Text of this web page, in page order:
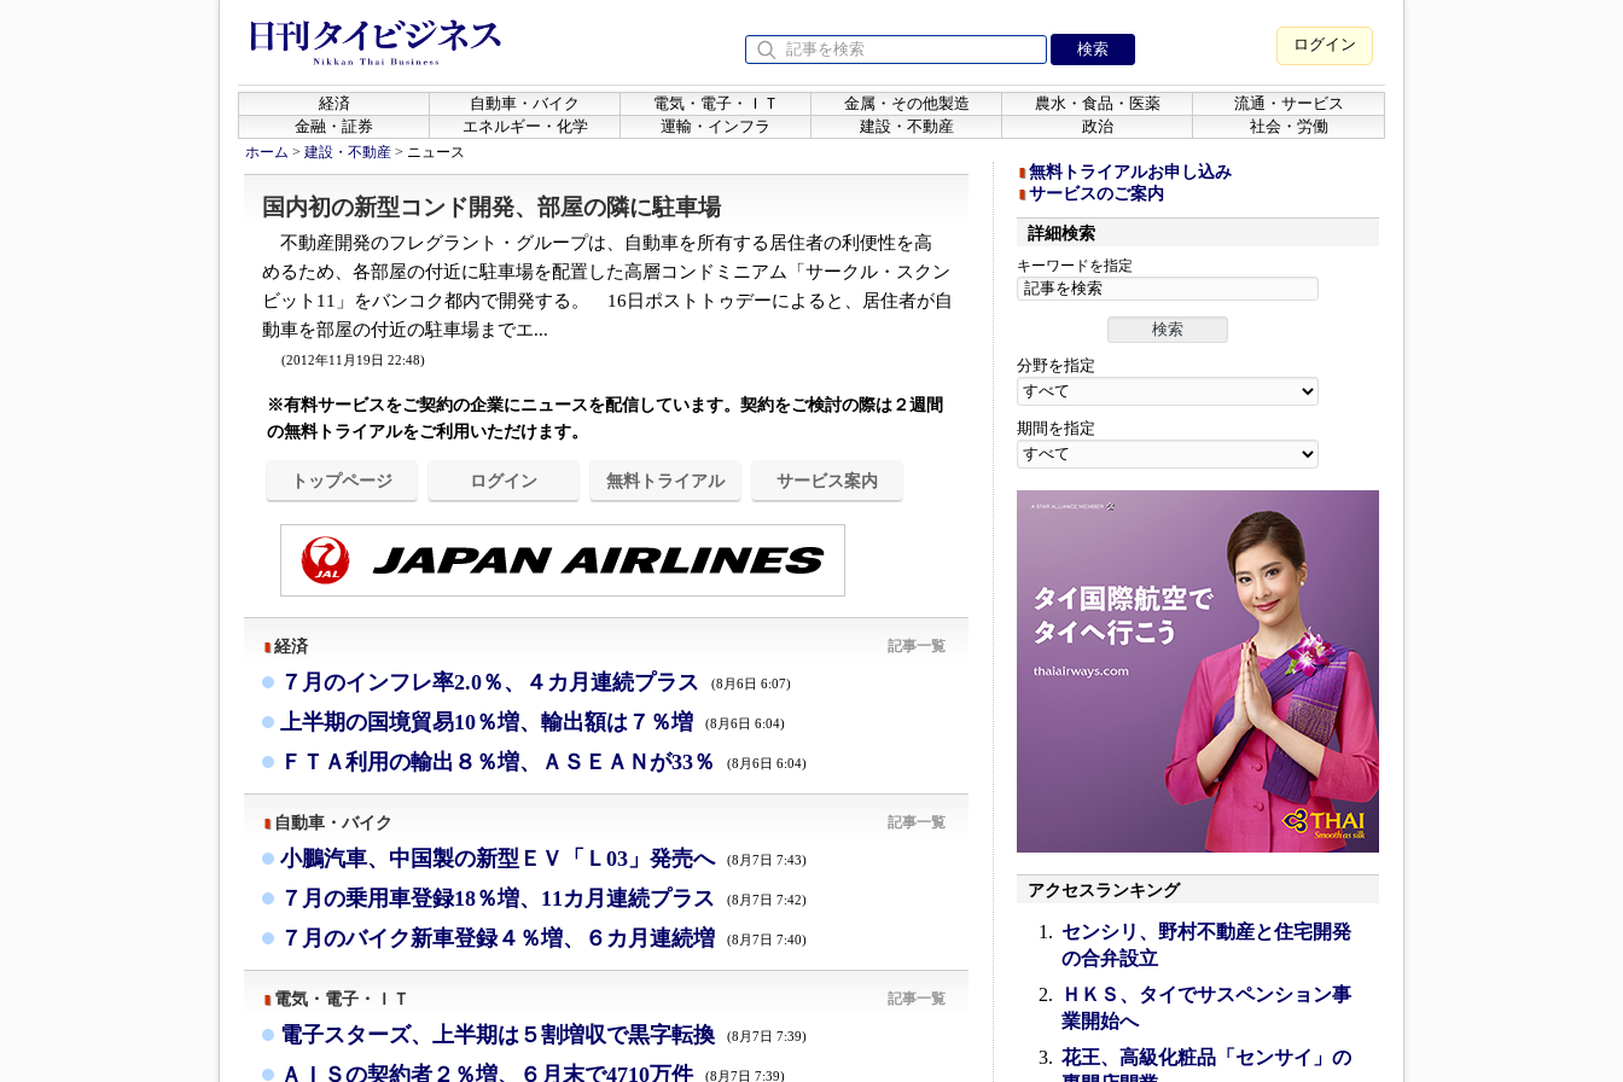
ログイン
経済 自動車・バイク 電気・電子・ＩＴ 金属・その他製造 農水・食品・医薬
流通・サービス
金融・証券
エネルギー・化学 運輸・インフラ 建設・不動産 政治 社会・労働
ホーム > 建設・不動産 > ニュース
国内初の新型コンド開発、部屋の隣に駐車場
不動産開発のフレグラント・グループは、自動車を所有する居住者の利便性を高
めるため、各部屋の付近に駐車場を配置した高層コンドミニアム「サークル・スクン
ビット11」をバンコク都内で開発する。 16日ポストトゥデーによると、居住者が自
動車を部屋の付近の駐車場までエ...
(2012年11月19日 22:48)
※有料サービスをご契約の企業にニュースを配信しています。契約をご検討の際は２週間
の無料トライアルをご利用いただけます。
トップページ ログイン 無料トライアル サービス案内
経済 記事一覧
７月のインフレ率2.0％、４カ月連続プラス (8月6日 6:07)
上半期の国境貿易10％増、輸出額は７％増 (8月6日 6:04)
ＦＴＡ利用の輸出８％増、ＡＳＥＡＮが33％ (8月6日 6:04)
自動車・バイク 記事一覧
小鵬汽車、中国製の新型ＥＶ「Ｌ03」発売へ (8月7日 7:43)
７月の乗用車登録18％増、11カ月連続プラス (8月7日 7:42)
７月のバイク新車登録４％増、６カ月連続増 (8月7日 7:40)
電気・電子・ＩＴ 記事一覧
電子スターズ、上半期は５割増収で黒字転換 (8月7日 7:39)
ＡＩＳの契約者２％増、６月末で4710万件 (8月7日 7:39)
無料トライアルお申し込み
サービスのご案内
詳細検索
キーワードを指定
分野を指定
期間を指定
アクセスランキング
センシリ、野村不動産と住宅開発
の合弁設立
ＨＫＳ、タイでサスペンション事
業開始へ
花王、高級化粧品「センサイ」の